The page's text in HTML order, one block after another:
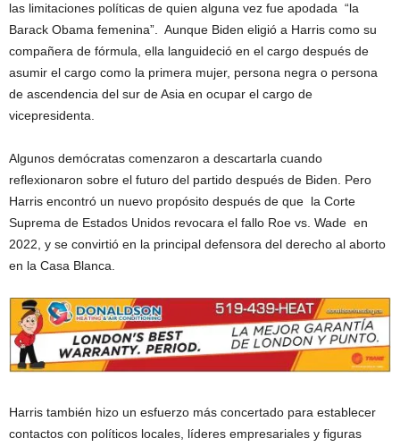
las limitaciones políticas de quien alguna vez fue apodada “la
Barack Obama femenina”. Aunque Biden eligió a Harris como su
compañera de fórmula, ella languideció en el cargo después de
asumir el cargo como la primera mujer, persona negra o persona
de ascendencia del sur de Asia en ocupar el cargo de
vicepresidenta.
Algunos demócratas comenzaron a descartarla cuando
reflexionaron sobre el futuro del partido después de Biden. Pero
Harris encontró un nuevo propósito después de que la Corte
Suprema de Estados Unidos revocara el fallo Roe vs. Wade en
2022, y se convirtió en la principal defensora del derecho al aborto
en la Casa Blanca.
Harris también hizo un esfuerzo más concertado para establecer
contactos con políticos locales, líderes empresariales y figuras